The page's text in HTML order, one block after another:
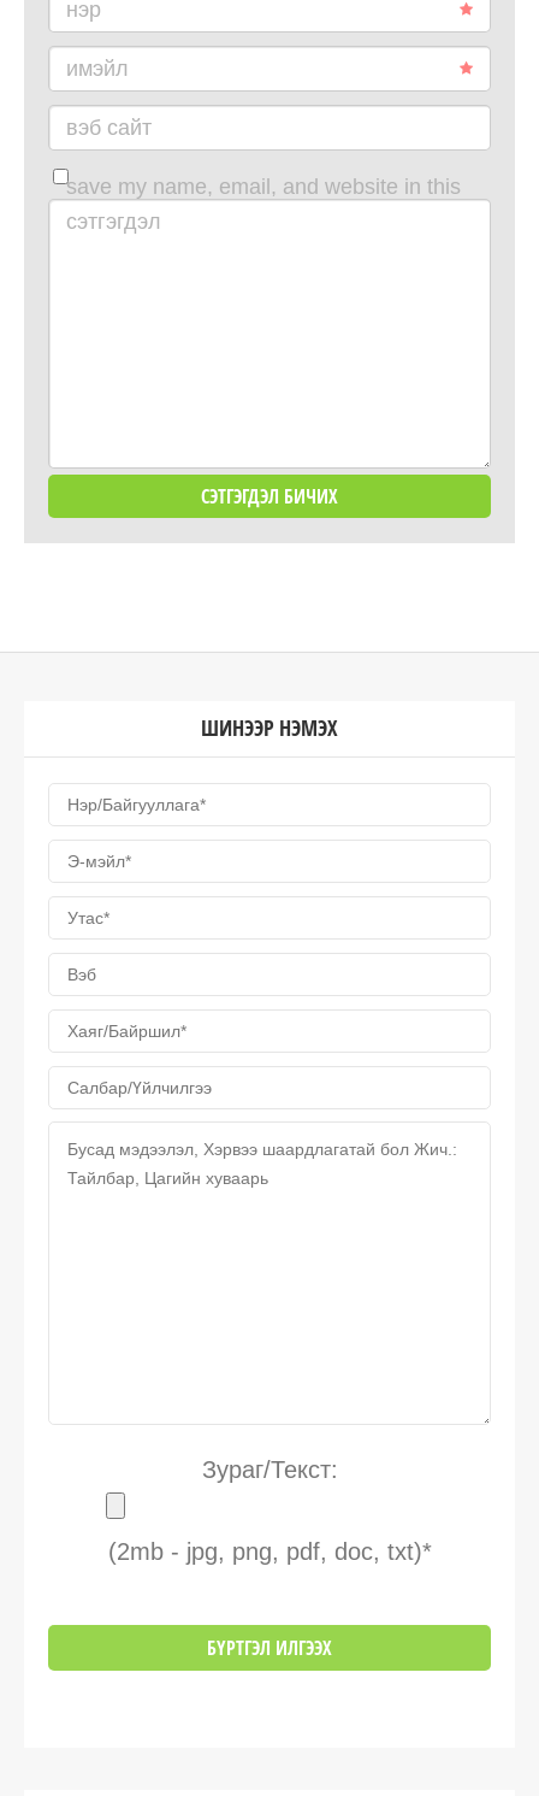
нэр
имэйл
вэб сайт
save my name, email, and website in this
browser for the next time i comment.
сэтгэгдэл
ШИНЭЭР НЭМЭХ
Зураг/Текст:
(2mb - jpg, png, pdf, doc, txt)*